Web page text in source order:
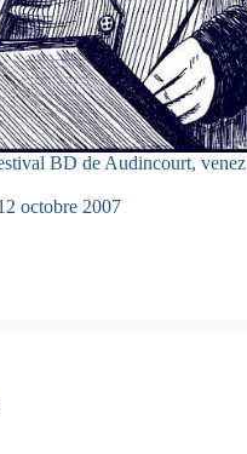
BD de Audincourt, venez
octobre 2007